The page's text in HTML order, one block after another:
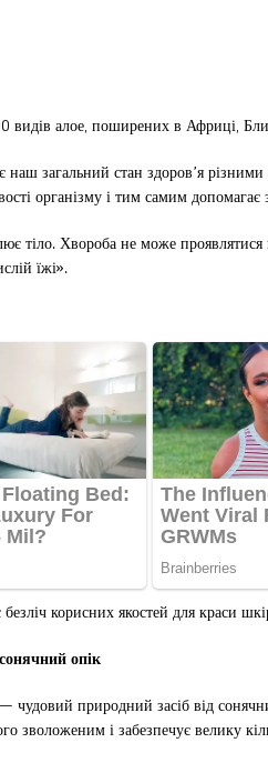
видів алое, поширених в Африці,
наш загальний стан здоров’я
організму і тим самим допомагає
тіло. Хвороба не може
їжі».
корисних якостей для краси
опік
чудовий природний засіб від
зволоженим і забезпечує велику